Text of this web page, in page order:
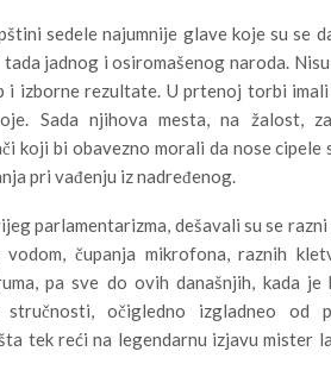
sedele najumnije glave koje su se
jadnog i osiromašenog naroda.
i izborne rezultate. U prtenoj torbi imali
Sada njihova mesta, na žalost,
koji bi obavezno morali da nose cipele
pri vađenju iz nadređenog.
parlamentarizma, dešavali su se razni
vodom, čupanja mikrofona, raznih
pa sve do ovih današnjih, kada
stručnosti, očigledno izgladneo od
tek reći na legendarnu izjavu mister